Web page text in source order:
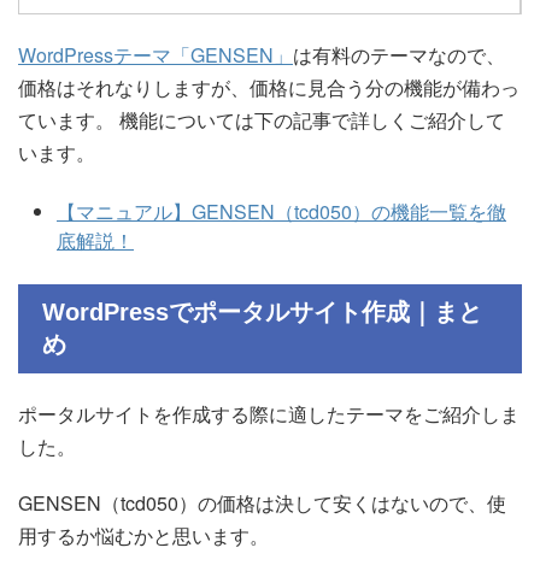
WordPressテーマ「GENSEN」 は有料のテーマなので、
価格はそれなりしますが、価格に見合う分の機能が備わっ
ています。 機能については下の記事で詳しくご紹介して
います。
【マニュアル】GENSEN（tcd050）の機能一覧を徹
底解説！
WordPressでポータルサイト作成｜まと
め
ポータルサイトを作成する際に適したテーマをご紹介しま
した。
GENSEN（tcd050）の価格は決して安くはないので、使
用するか悩むかと思います。